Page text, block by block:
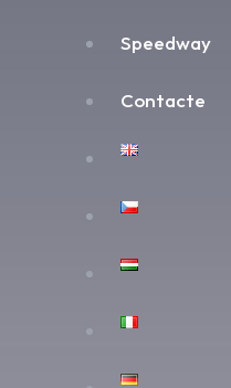
Speedway
Contacte